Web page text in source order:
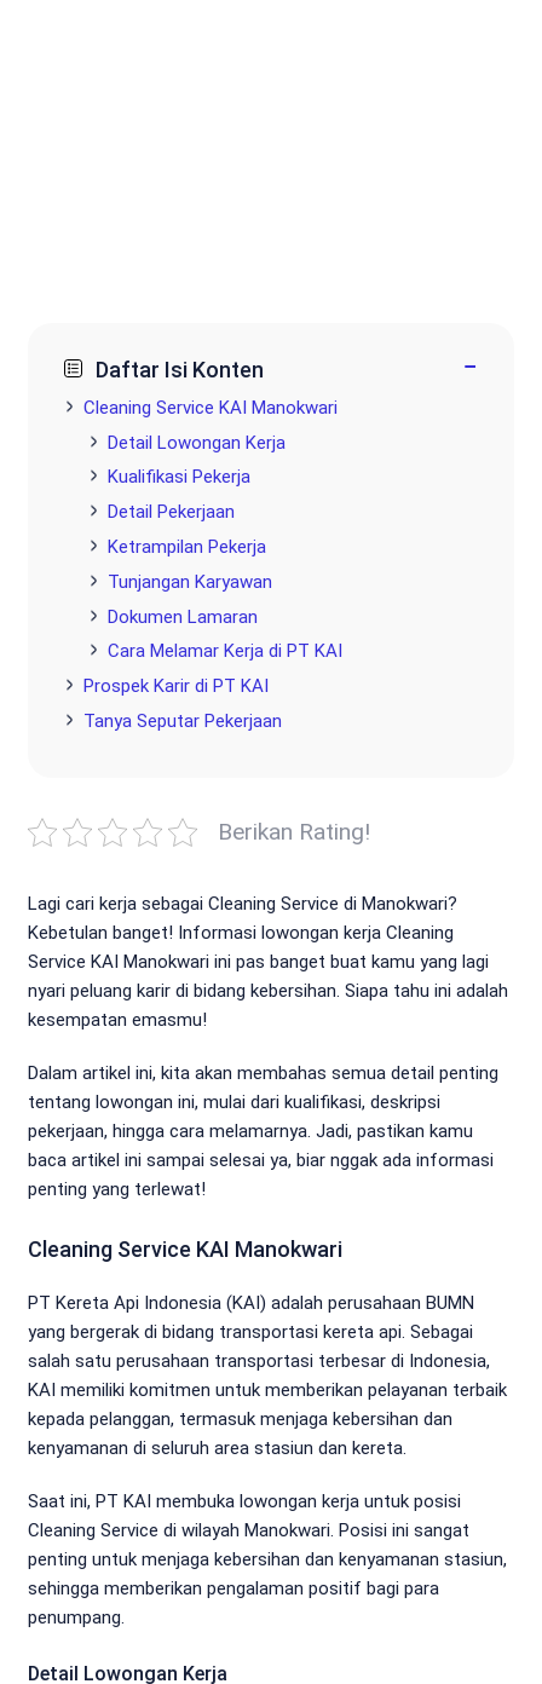
Daftar Isi Konten −
Cleaning Service KAI Manokwari
Detail Lowongan Kerja
Kualifikasi Pekerja
Detail Pekerjaan
Ketrampilan Pekerja
Tunjangan Karyawan
Dokumen Lamaran
Cara Melamar Kerja di PT KAI
Prospek Karir di PT KAI
Tanya Seputar Pekerjaan
Berikan Rating!
Lagi cari kerja sebagai Cleaning Service di Manokwari?
Kebetulan banget! Informasi lowongan kerja Cleaning
Service KAI Manokwari ini pas banget buat kamu yang lagi
nyari peluang karir di bidang kebersihan. Siapa tahu ini adalah
kesempatan emasmu!
Dalam artikel ini, kita akan membahas semua detail penting
tentang lowongan ini, mulai dari kualifikasi, deskripsi
pekerjaan, hingga cara melamarnya. Jadi, pastikan kamu
baca artikel ini sampai selesai ya, biar nggak ada informasi
penting yang terlewat!
Cleaning Service KAI Manokwari
PT Kereta Api Indonesia (KAI) adalah perusahaan BUMN
yang bergerak di bidang transportasi kereta api. Sebagai
salah satu perusahaan transportasi terbesar di Indonesia,
KAI memiliki komitmen untuk memberikan pelayanan terbaik
kepada pelanggan, termasuk menjaga kebersihan dan
kenyamanan di seluruh area stasiun dan kereta.
Saat ini, PT KAI membuka lowongan kerja untuk posisi
Cleaning Service di wilayah Manokwari. Posisi ini sangat
penting untuk menjaga kebersihan dan kenyamanan stasiun,
sehingga memberikan pengalaman positif bagi para
penumpang.
Detail Lowongan Kerja